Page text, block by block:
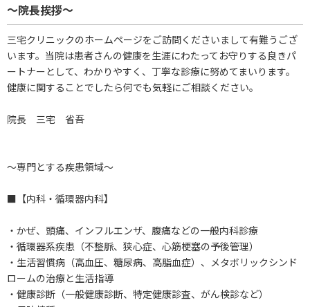
～院長挨拶～
三宅クリニックのホームページをご訪問くださいまして有難うござ
います。当院は患者さんの健康を生涯にわたってお守りする良きパ
ートナーとして、わかりやすく、丁寧な診療に努めてまいります。
健康に関することでしたら何でも気軽にご相談ください。
院長 三宅 省吾
～専門とする疾患領域～
■【内科・循環器内科】
・かぜ、頭痛、インフルエンザ、腹痛などの一般内科診療
・循環器系疾患（不整脈、狭心症、心筋梗塞の予後管理）
・生活習慣病（高血圧、糖尿病、高脂血症）、メタボリックシンド
ロームの治療と生活指導
・健康診断（一般健康診断、特定健康診査、がん検診など）